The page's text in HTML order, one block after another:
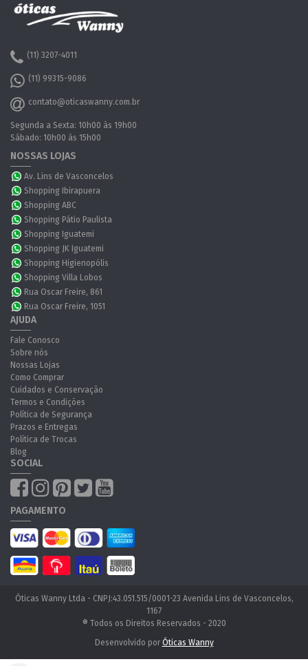
(11) 3207-4011
(11) 99315-9086
contato@oticaswanny.com.br
Segunda a Sexta: 10h00 às 19h00
Sábado: 10h00 às 15h00
NOSSAS LOJAS
Av. Lins de Vasconcelos
Shopping Ibirapuera
Shopping ABC
Shopping Pátio Paulista
Shopping Iguatemi
Shopping JK Iguatemi
Shopping Higienopólis
Shopping Villa Lobos
Rua Oscar Freire, 861
Rua Oscar Freire, 1051
AJUDA
Fale Conosco
Sobre nós
Nossas Lojas
Como Comprar
Cuidados e Conservação
Termos e Condições
Política de Segurança
Prazos e Entregas
Política de Trocas
Blog
SOCIAL
PAGAMENTO
Óticas Wanny Ltda - CNPJ:43.051.515/0001-23 Avenida Lins de Vasconcelos,
1167
® Todos os Direitos Reservados - 2020
Desenvolvido por Óticas Wanny